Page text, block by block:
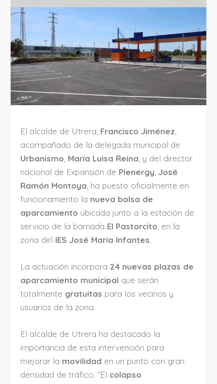
El alcalde de Utrera, Francisco Jiménez
acompañado de la delegada municipal de
Urbanismo María Luisa Reina , y del director
nacional de Expansión de Plenergy ,José
Ramón Montoya , ha puesto oficialmente en
funcionamiento la nueva bolsa de
aparcamiento ubicada junto a la estación de
servicio de la barriada El Pastorcito , en la
zona del IES José María Infantes.
La actuación incorpora24 nuevas plazas de
aparcamiento municipal que serán
totalmente gratuitas para los vecinos y
usuarios de la zona.
El alcalde de Utrera ha destacado la
importancia de esta intervención para
mejorar la movilidad en un punto con gran
densidad de tráfico. “El colapso